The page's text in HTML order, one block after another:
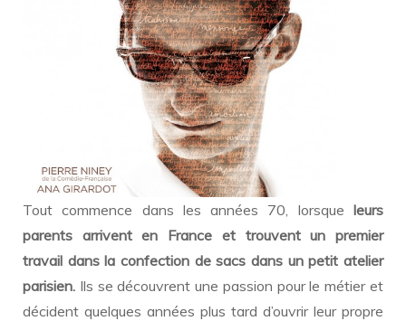
Tout commence dans les années 70, lorsque leurs
parents arrivent en France et trouvent un premier
travail dans la confection de sacs dans un petit atelier
parisien. Ils se découvrent une passion pour le métier et
décident quelques années plus tard d’ouvrir leur propre